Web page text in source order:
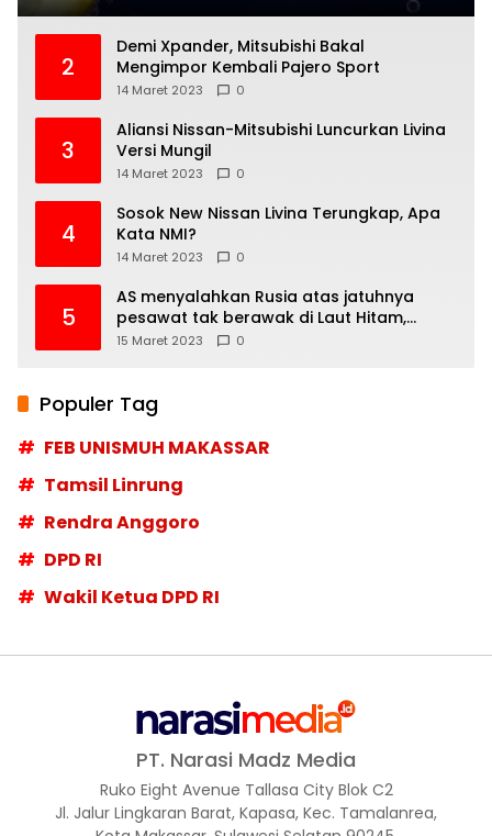
2
Demi Xpander, Mitsubishi Bakal
Mengimpor Kembali Pajero Sport
14 Maret 2023 0
3
Aliansi Nissan-Mitsubishi Luncurkan Livina
Versi Mungil
14 Maret 2023 0
4
Sosok New Nissan Livina Terungkap, Apa
Kata NMI?
14 Maret 2023 0
5
AS menyalahkan Rusia atas jatuhnya
pesawat tak berawak di Laut Hitam,
Moskow menyangkal
15 Maret 2023 0
Populer Tag
FEB UNISMUH MAKASSAR
Tamsil Linrung
Rendra Anggoro
DPD RI
Wakil Ketua DPD RI
PT. Narasi Madz Media
Ruko Eight Avenue Tallasa City Blok C2
Jl. Jalur Lingkaran Barat, Kapasa, Kec. Tamalanrea,